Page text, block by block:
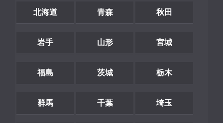
北海道 青森 秋田
岩手 山形 宮城
福島 茨城 栃木
群馬 千葉 埼玉